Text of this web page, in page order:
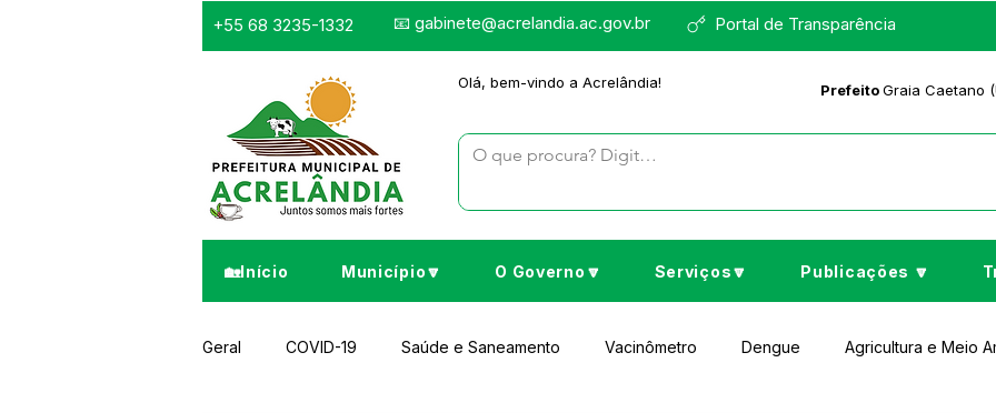
Portal de Transparência
+55 68 3235-1332 📧 gabinete@acrelandia.ac.gov.br
Olá, bem-vindo a Acrelândia! PrefeitoGraia Caetano
🏡Início Município🔽 O Governo🔽 Serviços🔽 Publicações 🔽
Geral COVID-19 Saúde e Saneamento Vacinômetro Dengue Agricultura e Meio